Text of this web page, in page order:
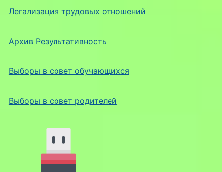
Легализация трудовых отношений
Архив Результативность
Выборы в совет обучающихся
Выборы в совет родителей